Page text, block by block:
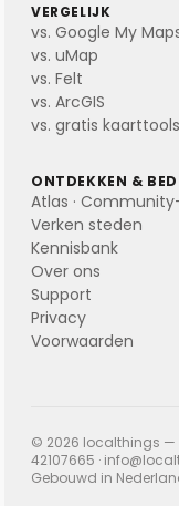
VERGELIJK
vs. Google My
vs. uMap
vs. Felt
vs. ArcGIS
vs. gratis kaarttools
ONTDEKKEN &
Atlas ·
Verken steden
Kennisbank
Over ons
Support
Privacy
Voorwaarden
© 2026 localthings —
42107665 ·
Gebouwd in